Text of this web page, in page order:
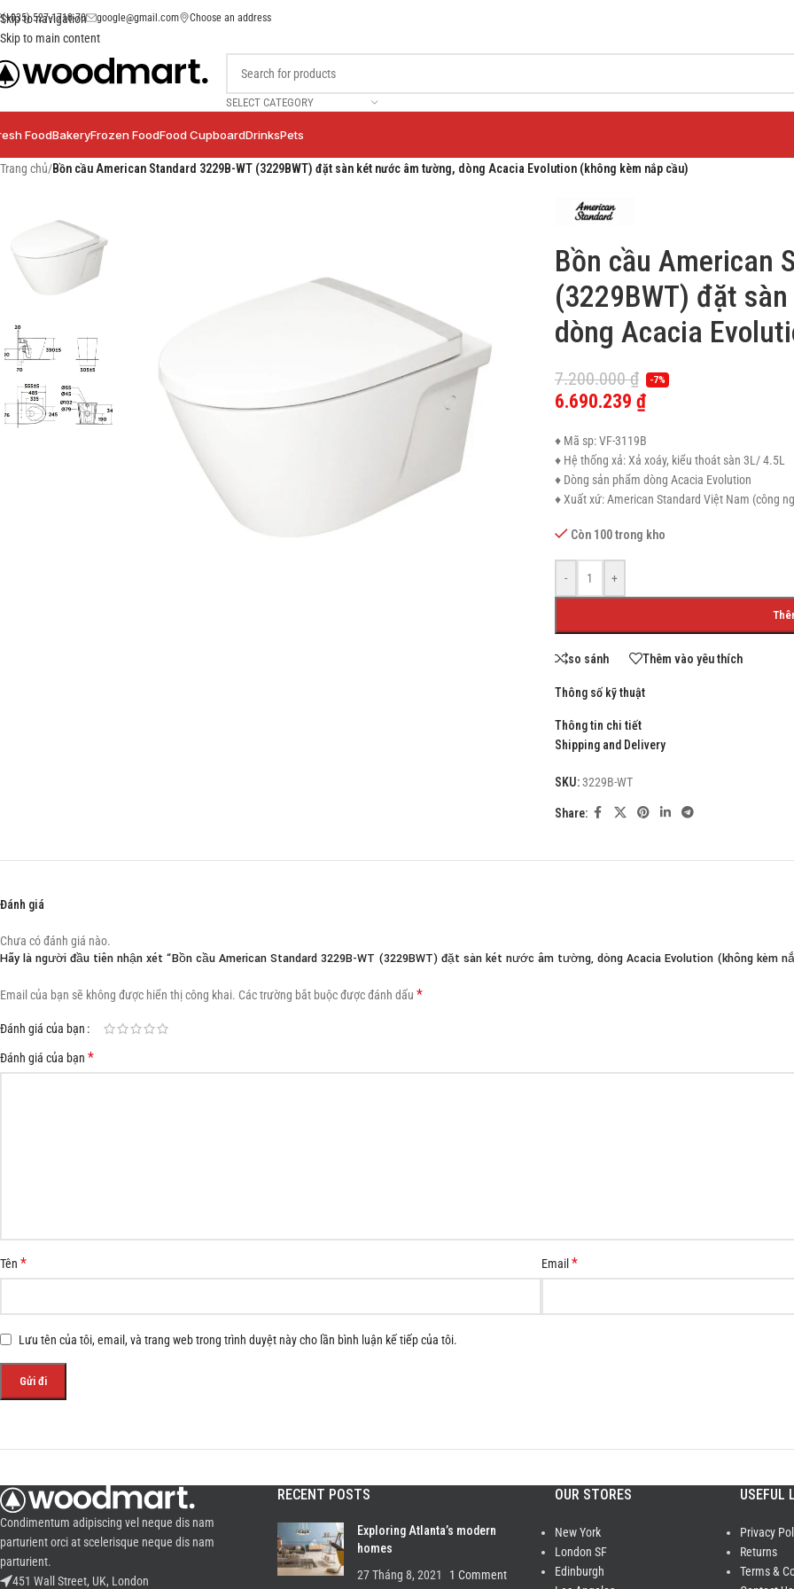
Skip to navigation
Skip to main content
(+035) 527-1710-70 google@gmail.com Choose an address
SELECT CATEGORY
FoodBakeryFrozen FoodFood CupboardDrinksPets
SHOP LAYOUTS
Hidden sidebar
HOT
With background
Category description
Load more button
Trang chủ/Bồn cầu American Standard 3229B-WT (3229BWT) đặt sàn két nước âm tường, dòng Acacia Evolution (không kèm nắp cầu)
Bồn cầu American
(3229BWT) đặt
dòng Acacia
7.200.000₫ -7%
6.690.239 ₫
♦ Mã sp: VF-3119B
♦ Hệ thống xả: Xả xoáy, kiểu thoát sàn 3L/ 4.5L
♦ Dòng sản phẩm dòng Acacia Evolution
♦ Xuất xứ: American Standard Việt Nam (công
Còn 100 trong kho
- +
so sánh Thêm vào yêu thích
Thông số kỹ thuật
Thông tin chi tiết
Shipping and Delivery
SKU:3229B-WT
Share:
Đánh giá
Chưa có đánh giá nào.
Hãy là người đầu tiên nhận xét “Bồn cầu American Standard 3229B-WT (3229BWT) đặt sàn két nước âm tường, dòng Acacia Evolution (không kèm
Email của bạn sẽ không được hiển thị công khai. Các trường bắt buộc được đánh dấu *
Đánh giá của bạn
Đánh giá của bạn *
Tên * Email *
Lưu tên của tôi, email, và trang web trong trình duyệt này cho lần bình luận kế tiếp của tôi.
Condimentum adipiscing vel neque dis nam
parturient orci at scelerisque neque dis nam
parturient.
451 Wall Street, UK, London
RECENT POSTS
Exploring Atlanta’s modern
homes
27 Tháng 8, 2021
1 Comment
OUR STORES
New York
London SF
Edinburgh
USEFUL
Privacy
Returns
Terms &